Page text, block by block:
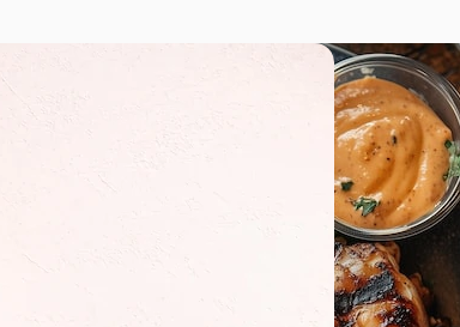
Mehr als 1 Million
Unternehmen,
Loslegen
Academy
Support
AGB